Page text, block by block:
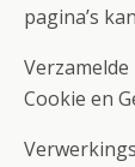
pagina’s
Cookie en